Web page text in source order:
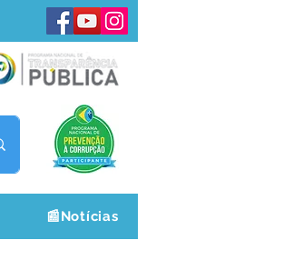
📰Notícias